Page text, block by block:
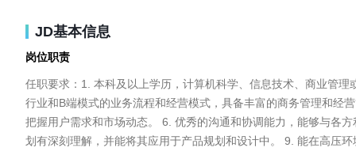
JD基本信息
岗位职责
任职要求：1. 本科及以上学历，计算机科学、信息技术、商业管
行业和B端模式的业务流程和经营模式，具备丰富的商务管理和经
把握用户需求和市场动态。 6. 优秀的沟通和协调能力，能够与各
划有深刻理解，并能将其应用于产品规划和设计中。 9. 能在高压